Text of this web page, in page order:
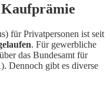
für Privatpersonen ist seit
. Für gewerbliche
das Bundesamt für
Dennoch gibt es diverse